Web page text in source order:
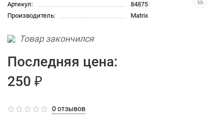
Артикул:
84875
Производитель:
Matrix
Товар закончился
Последняя цена:
250 ₽
0 отзывов